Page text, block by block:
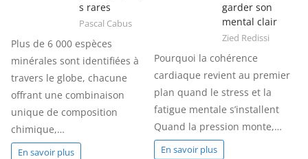
s rares
Pascal Cabus
Plus de 6 000 espèces
minérales sont identifiées à
travers le globe, chacune
offrant une combinaison
unique de composition
chimique,…
En savoir plus
garder son
mental clair
Zied Redissi
Pourquoi la cohérence
cardiaque revient au premier
plan quand le stress et la
fatigue mentale s’installent
Quand la pression monte,…
En savoir plus